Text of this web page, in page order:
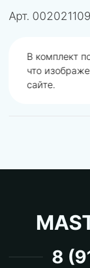
Арт.
В комплект
что
сайте.
8